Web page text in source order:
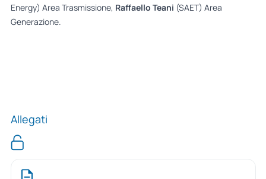
Energy) Area Trasmissione, Raffaello Teani (SAET) Area
Generazione.
Allegati